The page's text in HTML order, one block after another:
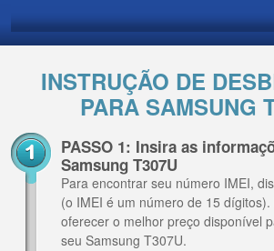
INSTRUÇÃO DE
PARA SAMSUNG
PASSO 1: Insira as
Samsung T307U
Para encontrar seu número IMEI,
(o IMEI é um número de 15
oferecer o melhor preço disponível
seu Samsung T307U.